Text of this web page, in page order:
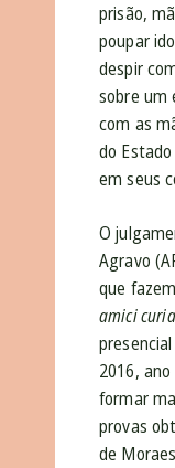
prisão,
poupar
despir
sobre um
com as
do
em seus
O
Agravo
que
amici
2016,
formar
provas
de